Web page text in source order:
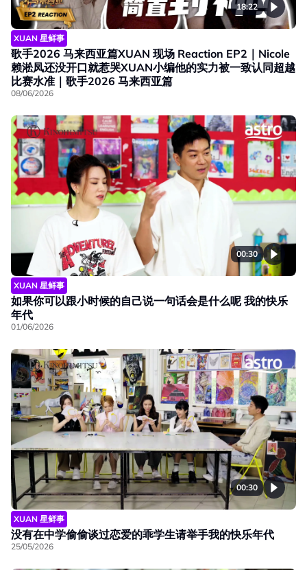
18:22
XUAN 星鲜事
歌手2026 马来西亚篇XUAN 现场 Reaction EP2｜Nicole
赖淞凤还没开口就惹哭XUAN小编他的实力被一致认同超越
比赛水准｜歌手2026 马来西亚篇
08/06/2026
00:30
XUAN 星鲜事
如果你可以跟小时候的自己说一句话会是什么呢 我的快乐
年代
01/06/2026
00:30
XUAN 星鲜事
没有在中学偷偷谈过恋爱的乖学生请举手我的快乐年代
25/05/2026